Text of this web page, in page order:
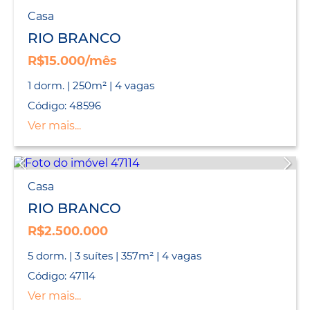
Casa
RIO BRANCO
R$15.000/mês
1 dorm. | 250m² | 4 vagas
Código: 48596
Ver mais...
Casa
RIO BRANCO
R$2.500.000
5 dorm. | 3 suítes | 357m² | 4 vagas
Código: 47114
Ver mais...